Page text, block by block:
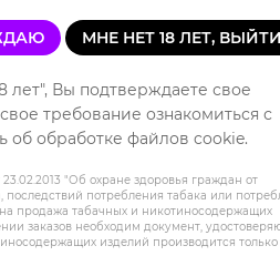
18+. Информация носит
МНЕ НЕТ 18 ЛЕТ,
лет", Вы подтверждаете свое
требование ознакомиться с
обработке файлов cookie.
"Об охране здоровья граждан от
потребления табака или
продажа табачных и никотиносодержащих
заказов необходим документ,
изделий производится